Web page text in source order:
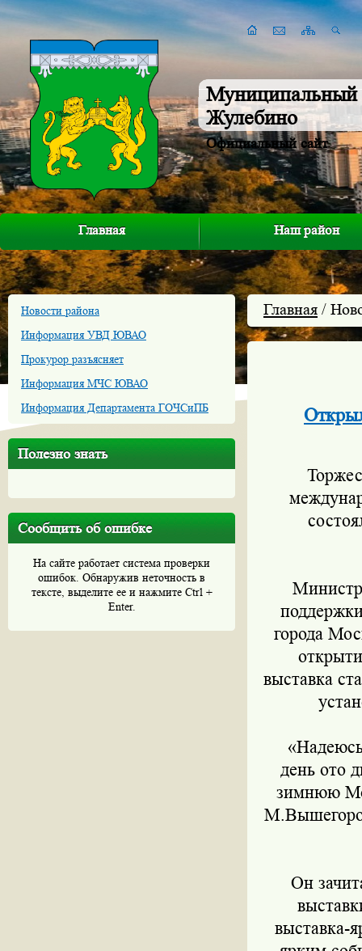
Муниципальный
Жулебино
Официальный сайт
Главная Наш район
Новости района
Информация УВД ЮВАО
Прокурор разъясняет
Информация МЧС ЮВАО
Информация Департамента ГОЧСиПБ
Полезно знать
Сообщить об ошибке
На сайте работает система проверки
ошибок. Обнаружив неточность в
тексте, выделите ее и нажмите Ctrl +
Enter.
Главная /
Министр
города
выставка
день ото
зимнюю
Он
выставка-